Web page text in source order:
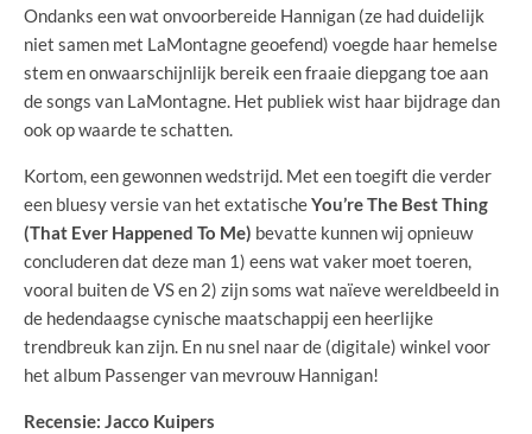
Ondanks een wat onvoorbereide Hannigan (ze had duidelijk
niet samen met LaMontagne geoefend) voegde haar hemelse
stem en onwaarschijnlijk bereik een fraaie diepgang toe aan
de songs van LaMontagne. Het publiek wist haar bijdrage dan
ook op waarde te schatten.
Kortom, een gewonnen wedstrijd. Met een toegift die verder
een bluesy versie van het extatischeYou’re The Best Thing
(That Ever Happened To Me) bevatte kunnen wij opnieuw
concluderen dat deze man 1) eens wat vaker moet toeren,
vooral buiten de VS en 2) zijn soms wat naïeve wereldbeeld in
de hedendaagse cynische maatschappij een heerlijke
trendbreuk kan zijn. En nu snel naar de (digitale) winkel voor
het album Passenger van mevrouw Hannigan!
Recensie: Jacco Kuipers